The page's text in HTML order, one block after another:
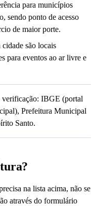
para municípios
sendo ponto de acesso
de maior porte.
são locais
para eventos ao ar livre e
verificação: IBGE (portal
Prefeitura Municipal
Santo.
na lista acima, não se
através do formulário